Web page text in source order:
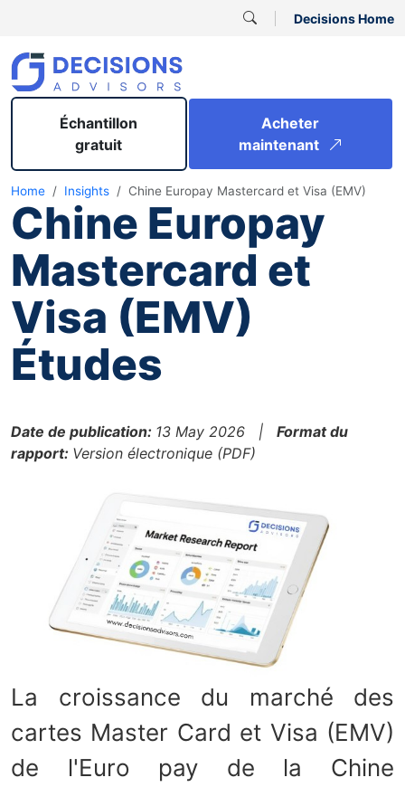
Decisions Home
Échantillon
gratuit
Acheter
maintenant
Home Insights Chine Europay Mastercard et Visa (EMV)
Chine Europay
Mastercard et
Visa (EMV)
Études
Date de publication: 13 May 2026 | Format du
rapport: Version électronique (PDF)
La croissance du marché des
cartes Master Card et Visa (EMV)
de l'Euro pay de la Chine